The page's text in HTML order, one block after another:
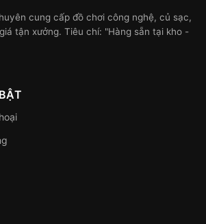
cung cấp đồ chơi công nghệ, củ sạc,
tận xưởng. Tiêu chí: "Hàng sẵn tại kho -